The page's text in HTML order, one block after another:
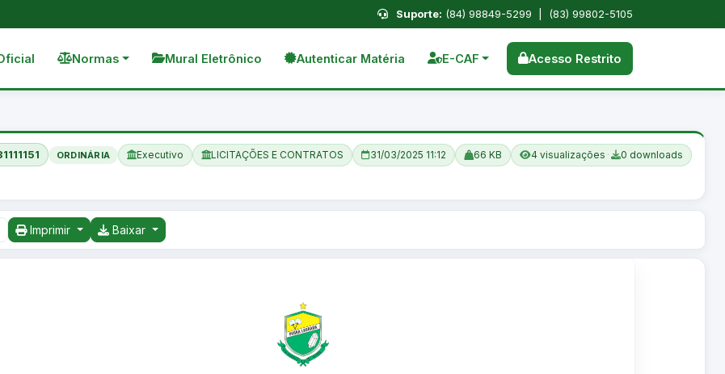
Suporte: (84) 98849-5299 | (83) 99802-5105
Normas Mural Eletrônico Autenticar Matéria E-CAF Acesso Restrito
ORDINÁRIA Executivo LICITAÇÕES E CONTRATOS 31/03/2025 11:12 66 KB 4 visualizações · 0 downloads
Imprimir Baixar